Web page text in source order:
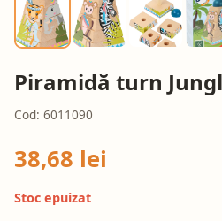
Piramidă turn
Cod: 6011090
38,68 lei
Stoc epuizat